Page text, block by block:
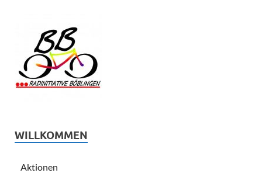
WILLKOMMEN
Aktionen